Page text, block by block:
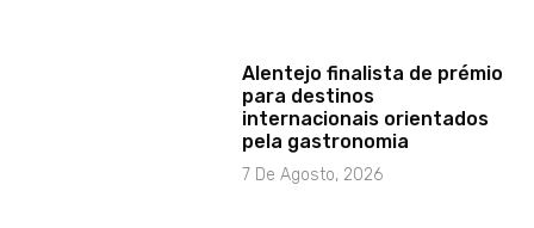
Alentejo finalista de prémio
para destinos
internacionais orientados
pela gastronomia
7 De Agosto, 2026